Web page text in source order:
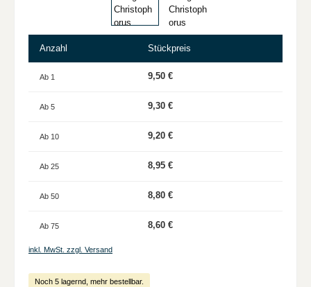
Anzahl Stückpreis
Ab 1 9,50 €
Ab 5 9,30 €
Ab 10 9,20 €
Ab 25 8,95 €
Ab 50 8,80 €
Ab 75 8,60 €
inkl. MwSt. zzgl. Versand
Noch 5 lagernd, mehr bestellbar.